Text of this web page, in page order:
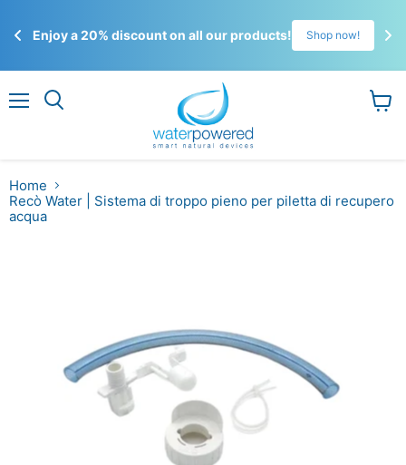
Enjoy a 20% discount on all our products! Shop now!
Gli
Home
Recò Water | Sistema di troppo pieno per piletta di recupero
acqua